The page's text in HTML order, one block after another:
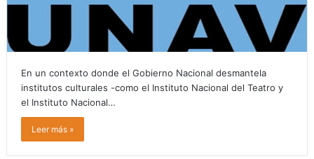
En un contexto donde el Gobierno Nacional desmantela
institutos culturales -como el Instituto Nacional del Teatro y
el Instituto Nacional…
Leer más »